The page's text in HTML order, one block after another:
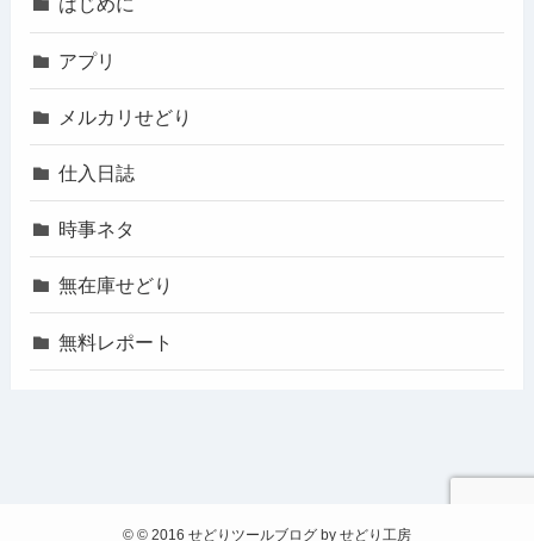
アプリ
メルカリせどり
仕入日誌
時事ネタ
無在庫せどり
無料レポート
© © 2016 せどりツールブログ by せどり工房